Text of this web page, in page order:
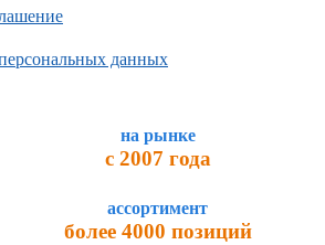
данных
на рынке
с 2007 года
ассортимент
более 4000 позиций